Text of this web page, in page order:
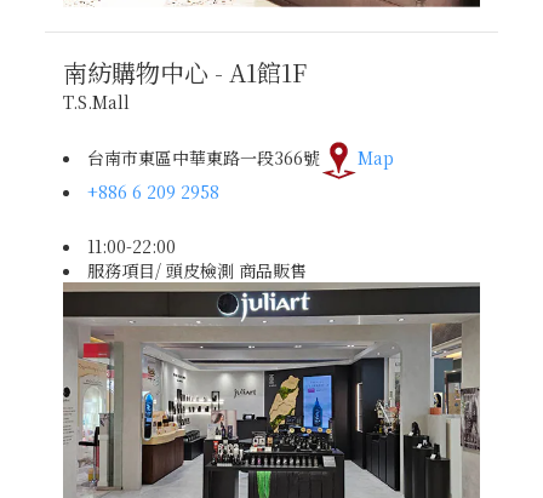
南紡購物中心 - A1館1F
T.S.Mall
台南市東區中華東路一段366號
Map
+886 6 209 2958
11:00-22:00
服務項目/ 頭皮檢測 商品販售